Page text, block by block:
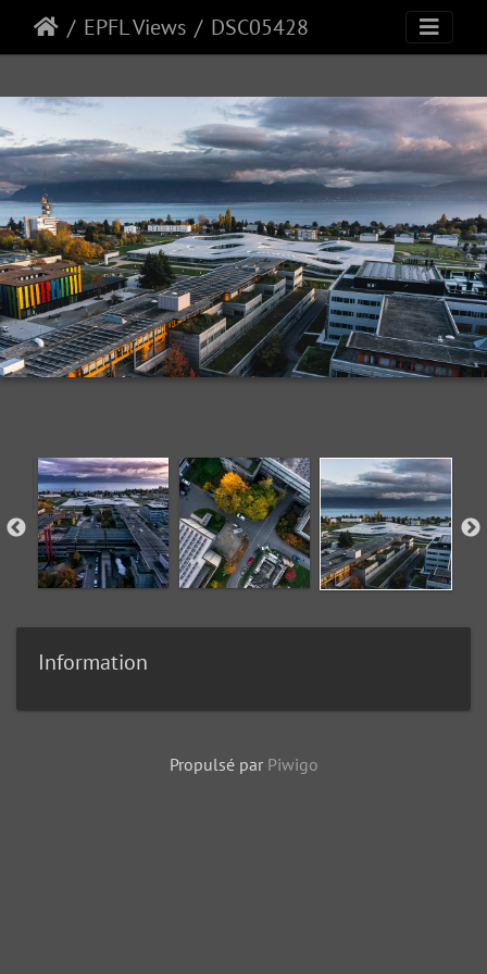
EPFL Views DSC05428
Information
Propulsé par Piwigo